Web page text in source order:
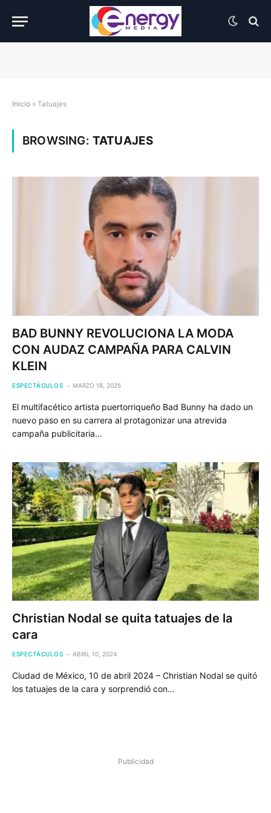
Inicio » Tatuajes
BROWSING: TATUAJES
BAD BUNNY REVOLUCIONA LA MODA
CON AUDAZ CAMPAÑA PARA CALVIN
KLEIN
ESPECTÁCULOS MARZO 18, 2025
El multifacético artista puertorriqueño Bad Bunny ha dado un
nuevo paso en su carrera al protagonizar una atrevida
campaña publicitaria…
Christian Nodal se quita tatuajes de la
cara
ESPECTÁCULOS ABRIL 10, 2024
Ciudad de México, 10 de abril 2024 – Christian Nodal se quitó
los tatuajes de la cara y sorprendió con…
Publicidad